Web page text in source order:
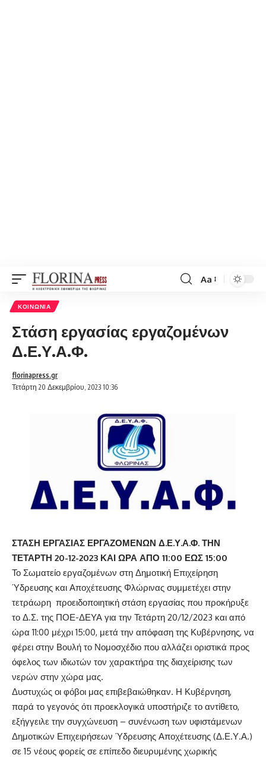
Font
Aa
ΚΟΙΝΩΝΊΑ
Στάση εργασίας εργαζομένων
Δ.Ε.Υ.Α.Φ.
Τετάρτη 20 Δεκεμβρίου, 2023 10:36
florinapress.gr
ΣΤΑΣΗ ΕΡΓΑΣΙΑΣ ΕΡΓΑΖΟΜΕΝΩΝ Δ.Ε.Υ.Α.Φ. ΤΗΝ
ΤΕΤΑΡΤΗ 20-12-2023 ΚΑΙ ΩΡΑ ΑΠΟ 11:00 ΕΩΣ 15:00
Το Σωματείο εργαζομένων στη Δημοτική Επιχείρηση
Ύδρευσης και Αποχέτευσης Φλώρινας συμμετέχει στην
τετράωρη προειδοποιητική στάση εργασίας που προκήρυξε
το Δ.Σ. της ΠΟΕ-ΔΕΥΑ για την Τετάρτη 20/12/2023 και από
ώρα 11:00 μέχρι 15:00, μετά την απόφαση της Κυβέρνησης, να
φέρει στην Βουλή το Νομοσχέδιο που αλλάζει οριστικά προς
όφελος των ιδιωτών τον χαρακτήρα της διαχείρισης των
νερών στην χώρα μας.
Δυστυχώς οι φόβοι μας επιβεβαιώθηκαν. Η Κυβέρνηση,
παρά το γεγονός ότι προεκλογικά υποστήριζε το αντίθετο,
εξήγγειλε την συγχώνευση – συνένωση των υφιστάμενων
Δημοτικών Επιχειρήσεων Ύδρευσης Αποχέτευσης (Δ.Ε.Υ.Α.)
σε 15 νέους φορείς σε επίπεδο διευρυμένης χωρικής